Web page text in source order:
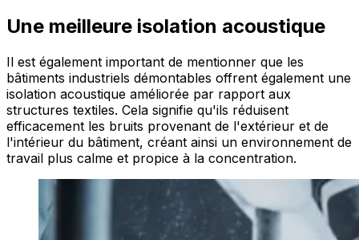
Une meilleure isolation acoustique
Il est également important de mentionner que les
bâtiments industriels démontables offrent également une
isolation acoustique améliorée par rapport aux
structures textiles. Cela signifie qu'ils réduisent
efficacement les bruits provenant de l'extérieur et de
l'intérieur du bâtiment, créant ainsi un environnement de
travail plus calme et propice à la concentration.